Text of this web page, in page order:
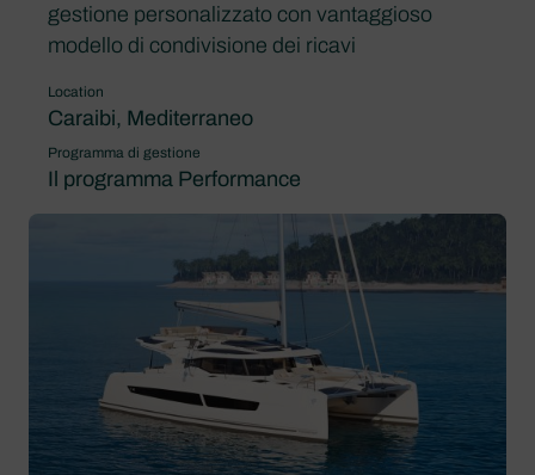
gestione personalizzato con vantaggioso
modello di condivisione dei ricavi
Location
Caraibi, Mediterraneo
Programma di gestione
Il programma Performance